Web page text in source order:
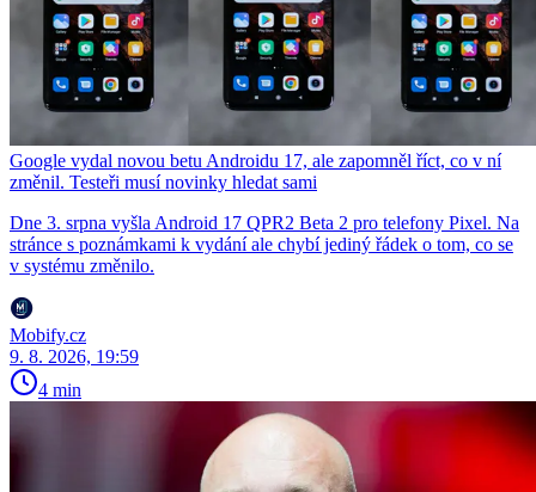
Google vydal novou betu Androidu 17, ale zapomněl říct, co v ní
změnil. Testeři musí novinky hledat sami
Dne 3. srpna vyšla Android 17 QPR2 Beta 2 pro telefony Pixel. Na
stránce s poznámkami k vydání ale chybí jediný řádek o tom, co se
v systému změnilo.
Mobify.cz
9. 8. 2026, 19:59
4 min